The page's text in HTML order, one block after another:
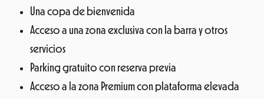
Una copa de bienvenida
Acceso a una zona exclusiva con la barra y otros
servicios
Parking gratuito con reserva previa
Acceso a la zona Premium con plataforma elevada